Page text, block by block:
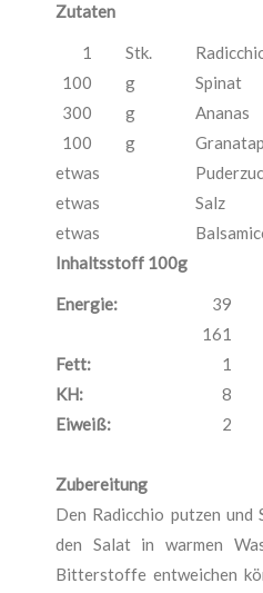
Zutaten
1 Stk.
100
g
Spinat
300
g
Ananas
100
g
etwas
etwas
Salz
etwas
Inhaltsstoff 100g
Energie: 39
161
Fett:
1
KH:
8
Eiweiß:
2
Zubereitung
Den Radicchio putzen und
den Salat in warmen
Bitterstoffe entweichen